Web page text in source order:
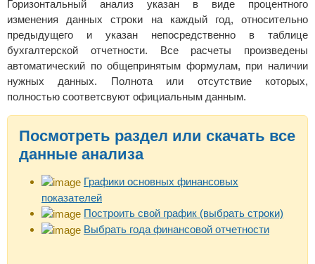
Горизонтальный анализ указан в виде процентного
изменения данных строки на каждый год, относительно
предыдущего и указан непосредственно в таблице
бухгалтерской отчетности. Все расчеты произведены
автоматический по общепринятым формулам, при наличии
нужных данных. Полнота или отсутствие которых,
полностью соответсвуют официальным данным.
Посмотреть раздел или скачать все
данные анализа
Графики основных финансовых
показателей
Построить свой график (выбрать строки)
Выбрать года финансовой отчетности